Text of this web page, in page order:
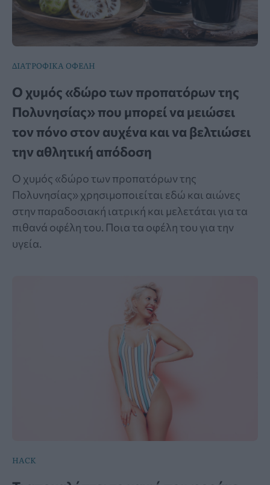
ΔΙΑΤΡΟΦΙΚΑ ΟΦΕΛΗ
Ο χυμός «δώρο των προπατόρων της
Πολυνησίας» που μπορεί να μειώσει
τον πόνο στον αυχένα και να βελτιώσει
την αθλητική απόδοση
Ο χυμός «δώρο των προπατόρων της
Πολυνησίας» χρησιμοποιείται εδώ και αιώνες
στην παραδοσιακή ιατρική και μελετάται για τα
πιθανά οφέλη του. Ποια τα οφέλη του για την
υγεία.
HACK